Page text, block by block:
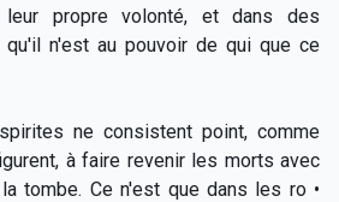
propre volonté, et dans des
n'est au pouvoir de qui que ce
ne consistent point, comme
à faire revenir les morts avec
tombe. Ce n'est que dans les ro •